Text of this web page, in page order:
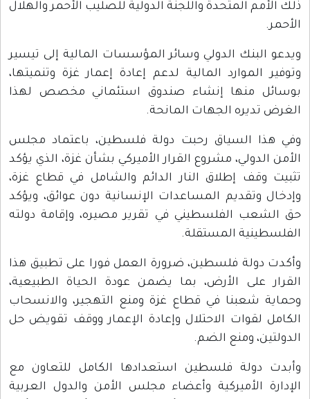
ذلك الأمم المتحدة واللجنة الدولية للصليب الأحمر والهلال
الأحمر.
ويدعو البنك الدولي وسائر المؤسسات المالية إلى تيسير
وتوفير الموارد المالية لدعم إعادة إعمار غزة وتنميتها،
بوسائل منها إنشاء صندوق استئماني مخصص لهذا
الغرض تديره الجهات المانحة.
وفي هذا السياق رحبت دولة فلسطين، باعتماد مجلس
الأمن الدولي، مشروع القرار الأميركي بشأن غزة، الذي يؤكد
تثبيت وقف إطلاق النار الدائم والشامل في قطاع غزة،
وإدخال وتقديم المساعدات الإنسانية دون عوائق، ويؤكد
حق الشعب الفلسطيني في تقرير مصيره، وإقامة دولته
الفلسطينية المستقلة.
وأكدت دولة فلسطين، ضرورة العمل فورا على تطبيق هذا
القرار على الأرض، بما يضمن عودة الحياة الطبيعية،
وحماية شعبنا في قطاع غزة ومنع التهجير، والانسحاب
الكامل لقوات الاحتلال وإعادة الإعمار ووقف تقويض حل
الدولتين، ومنع الضم.
وأبدت دولة فلسطين استعدادها الكامل للتعاون مع
الإدارة الأميركية وأعضاء مجلس الأمن والدول العربية